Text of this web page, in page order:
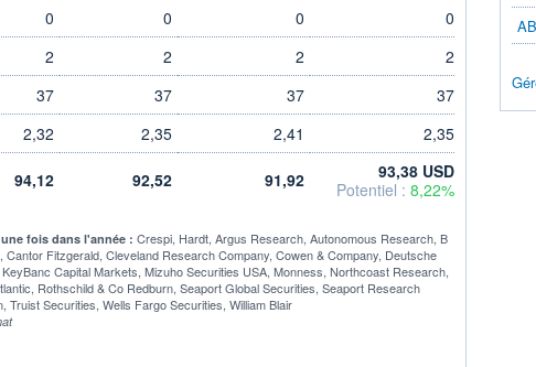
0 0 0
0
2 2 2
2
37 37 37
37
2,32 2,35 2,41
2,35
94,12 92,52 91,92
93,38 USD
Potentiel : 8,22%
fois dans l'année : Crespi, Hardt, Argus Research, Autonomous Research, B
Fitzgerald, Cleveland Research Company, Cowen & Company, Deutsche
Capital Markets, Mizuho Securities USA, Monness, Northcoast Research,
Rothschild & Co Redburn, Seaport Global Securities, Seaport Research
Securities, Wells Fargo Securities, William Blair